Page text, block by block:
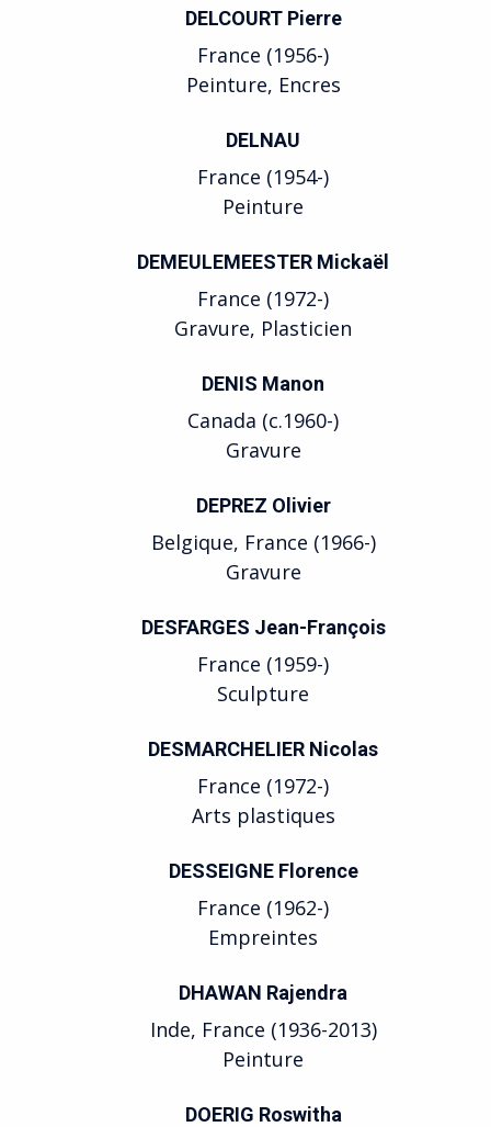
DELCOURT Pierre
France (1956-)
Peinture, Encres
DELNAU
France (1954-)
Peinture
DEMEULEMEESTER Mickaël
France (1972-)
Gravure, Plasticien
DENIS Manon
Canada (c.1960-)
Gravure
DEPREZ Olivier
Belgique, France (1966-)
Gravure
DESFARGES Jean-François
France (1959-)
Sculpture
DESMARCHELIER Nicolas
France (1972-)
Arts plastiques
DESSEIGNE Florence
France (1962-)
Empreintes
DHAWAN Rajendra
Inde, France (1936-2013)
Peinture
DOERIG Roswitha